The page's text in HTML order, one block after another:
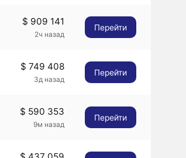
$ 909 141
2ч назад
Перейти
$ 749 408
3д назад
Перейти
$ 590 353
9м назад
Перейти